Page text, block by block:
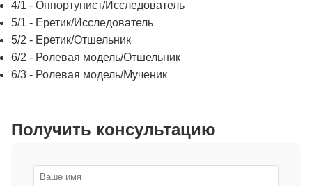
4/1 - Оппортунист/Исследователь
5/1 - Еретик/Исследователь
5/2 - Еретик/Отшельник
6/2 - Ролевая модель/Отшельник
6/3 - Ролевая модель/Мученик
Получить консультацию